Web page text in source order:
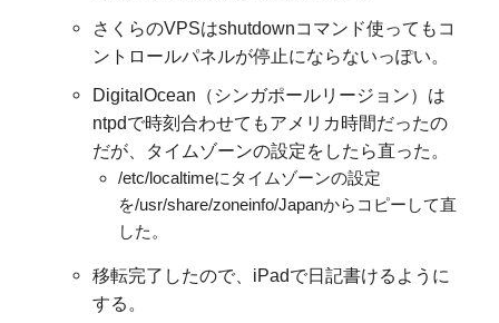
さくらのVPSはshutdownコマンド使ってもコ
ントロールパネルが停止にならないっぽい。
DigitalOcean（シンガポールリージョン）は
ntpdで時刻合わせてもアメリカ時間だったの
だが、タイムゾーンの設定をしたら直った。
/etc/localtimeにタイムゾーンの設定
を/usr/share/zoneinfo/Japanからコピーして直
した。
移転完了したので、iPadで日記書けるように
する。